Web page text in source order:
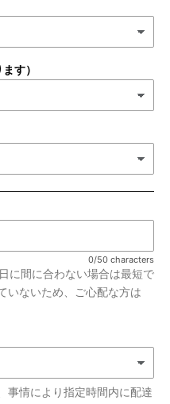
す）
0/50 characters
に間に合わない場合は最短で
いないため、ご心配な方は
事情により指定時間内に配達